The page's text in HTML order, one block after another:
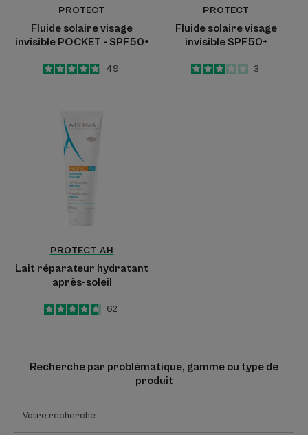
PROTECT
Fluide solaire visage
invisible POCKET - SPF50+
4.8
/5
49
PROTECT
Fluide solaire visage
invisible SPF50+
3
/
5
3
réparateur
hydratant
soleil
PROTECT AH
Lait réparateur hydratant
après-soleil
4.7
/5
62
Recherche par problématique, gamme ou type de
produit